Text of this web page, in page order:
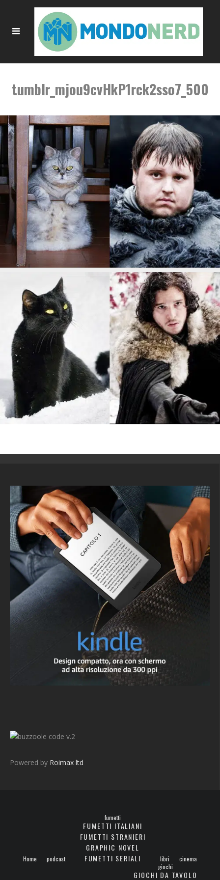
tumblr_mjou9cvHkP1rck2sso7_500
v.2
Powered by Roimax ltd
Home podcast
fumetti
FUMETTI ITALIANI
FUMETTI STRANIERI
GRAPHIC NOVEL
FUMETTI SERIALI
libri
cinema
giochi
GIOCHI DA TAVOLO